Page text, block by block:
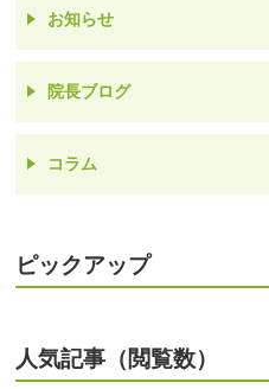
お知らせ
院長ブログ
コラム
ピックアップ
人気記事（閲覧数）